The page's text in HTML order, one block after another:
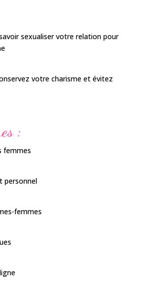
sexualiser votre relation pour
votre charisme et évitez
:
femmes
personnel
femmes